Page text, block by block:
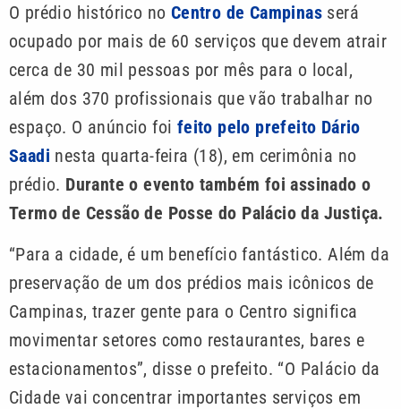
O prédio histórico no Centro de Campinas será
ocupado por mais de 60 serviços que devem atrair
cerca de 30 mil pessoas por mês para o local,
além dos 370 profissionais que vão trabalhar no
espaço. O anúncio foi feito pelo prefeito Dário
Saadi nesta quarta-feira (18), em cerimônia no
prédio. Durante o evento também foi assinado o
Termo de Cessão de Posse do Palácio da Justiça.
“Para a cidade, é um benefício fantástico. Além da
preservação de um dos prédios mais icônicos de
Campinas, trazer gente para o Centro significa
movimentar setores como restaurantes, bares e
estacionamentos”, disse o prefeito. “O Palácio da
Cidade vai concentrar importantes serviços em